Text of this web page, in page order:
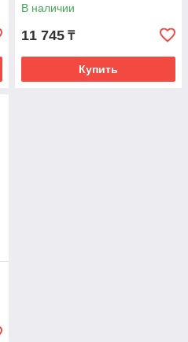
В наличии
11 745 ₸
Купить